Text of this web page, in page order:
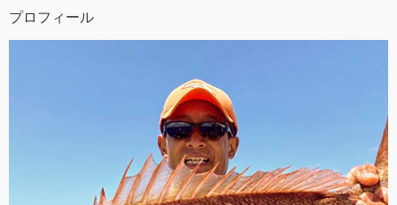
プロフィール